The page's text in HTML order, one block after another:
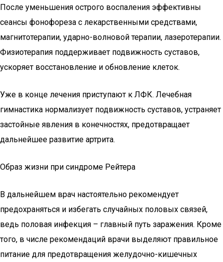
После уменьшения острого воспаления эффективны
сеансы фонофореза с лекарственными средствами,
магнитотерапии, ударно-волновой терапии, лазеротерапии.
Физиотерапия поддерживает подвижность суставов,
ускоряет восстановление и обновление клеток.
Уже в конце лечения приступают к ЛФК. Лечебная
гимнастика нормализует подвижность суставов, устраняет
застойные явления в конечностях, предотвращает
дальнейшее развитие артрита.
Образ жизни при синдроме Рейтера
В дальнейшем врач настоятельно рекомендует
предохраняться и избегать случайных половых связей,
ведь половая инфекция – главный путь заражения. Кроме
того, в числе рекомендаций врачи выделяют правильное
питание для предотвращения желудочно-кишечных